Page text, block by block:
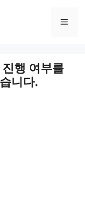
행 여부를
니다.